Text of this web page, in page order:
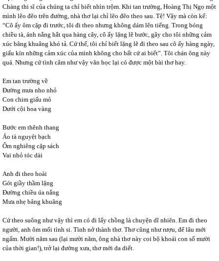
Chàng thi sĩ của chúng ta chỉ biết nhìn trộm. Khi tan trường, Hoàng Thị Ngọ một
mình lẽo đẽo trên đường, nhà thơ lại chỉ lẽo đẽo theo sau. Tệ! Vậy mà còn kể:
“Cô ấy ôm cặp đi trước, tôi đi theo nhưng không dám lên tiếng. Trong bóng
chiều tà, ánh nắng hắt qua hàng cây, cô ấy lặng lẽ bước, gây cho tôi những cảm
xúc bâng khuâng khó tả. Cứ thế, tôi chỉ biết lặng lẽ đi theo sau cô ấy hàng ngày,
giấu kín những cảm xúc của mình không cho bất cứ ai biết”. Tôi chán ông này
quá. Nhưng cứ tình câm như vậy văn học lại có được một bài thơ hay.
Em tan trường về
Đường mưa nho nhỏ
Con chim giấu mỏ
Dưới cội hoa vàng
Bước em thênh thang
Áo tà nguyệt bạch
Ôm nghiêng cặp sách
Vai nhỏ tóc dài
Anh đi theo hoài
Gót giầy thầm lặng
Đường chiều úa nắng
Mưa nhẹ bâng khuâng
Cứ theo suông như vậy thì em có đi lấy chồng là chuyện dĩ nhiên. Em đi theo
người, anh ôm mối tình si. Tình nở thành thơ. Thơ cũng như rượu, để lâu mới
ngấm. Mười năm sau (lại mười năm, ông nhà thơ này coi bộ khoái con số mười
của thời gian!), trở lại đường xưa, thơ mới da diết.